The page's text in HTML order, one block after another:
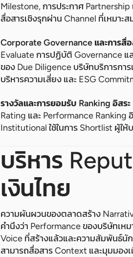
Milestone, การประกาศ
สื่อสารเชิงรุกผ่าน Channel ที่เหมาะ
Corporate Governance และการสื่อ
Evaluate การปฏิบัติ Governance แ
ของ Due Diligence บริษัทบริการกา
บริหารความเสี่ยง และ ESG
รางวัลและการยอมรับ Ranking อิสระ
Rating และ Performance
Institutional ใช้ในการ Shortlist ผู้ให้
บริหาร
เงินไทย
ความผันผวนของตลาดสร้าง
คำนึงว่า Performance ของบริษัทเห
Voice ที่สร้างแล้วและความสัมพันธ์
สามารถสื่อสาร Context และมุมมอง